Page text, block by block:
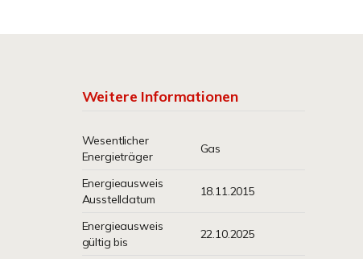
Weitere Informationen
Wesentlicher
Energieträger
Gas
Energieausweis
Ausstelldatum
18.11.2015
Energieausweis
gültig bis
22.10.2025